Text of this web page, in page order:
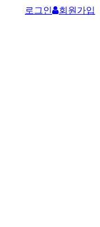
로그인 회원가입